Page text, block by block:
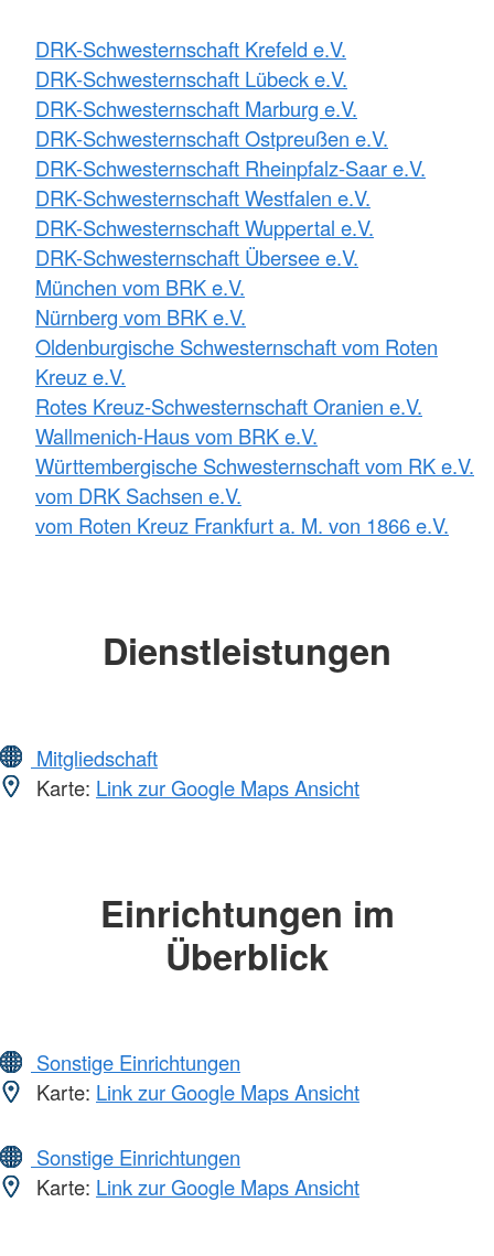
DRK-Schwesternschaft Krefeld e.V.
DRK-Schwesternschaft Lübeck e.V.
DRK-Schwesternschaft Marburg e.V.
DRK-Schwesternschaft Ostpreußen e.V.
DRK-Schwesternschaft Rheinpfalz-Saar e.V.
DRK-Schwesternschaft Westfalen e.V.
DRK-Schwesternschaft Wuppertal e.V.
DRK-Schwesternschaft Übersee e.V.
München vom BRK e.V.
Nürnberg vom BRK e.V.
Oldenburgische Schwesternschaft vom Roten
Kreuz e.V.
Rotes Kreuz-Schwesternschaft Oranien e.V.
Wallmenich-Haus vom BRK e.V.
Württembergische Schwesternschaft vom RK e.V.
vom DRK Sachsen e.V.
vom Roten Kreuz Frankfurt a. M. von 1866 e.V.
Dienstleistungen
Mitgliedschaft
Karte: Link zur Google Maps Ansicht
Einrichtungen im
Überblick
Sonstige Einrichtungen
Karte: Link zur Google Maps Ansicht
Sonstige Einrichtungen
Karte: Link zur Google Maps Ansicht